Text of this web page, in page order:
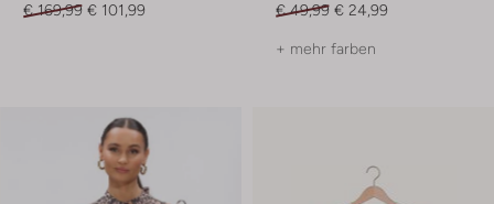
€ 169,99 € 101,99
€ 49,99 € 24,99
+ mehr farben